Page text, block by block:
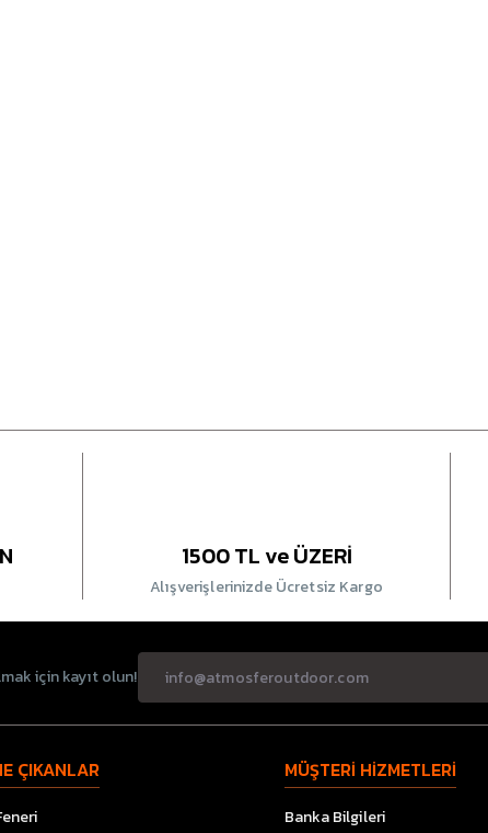
1500 TL ve ÜZERİ
Alışverişlerinizde Ücretsiz Kargo
için kayıt olun!
ÇIKANLAR MÜŞTERİ HİZMETLERİ
Banka Bilgileri